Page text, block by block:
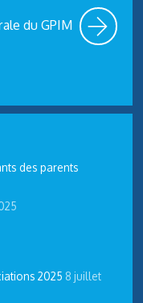
du GPIM
des parents
2025 8 juillet